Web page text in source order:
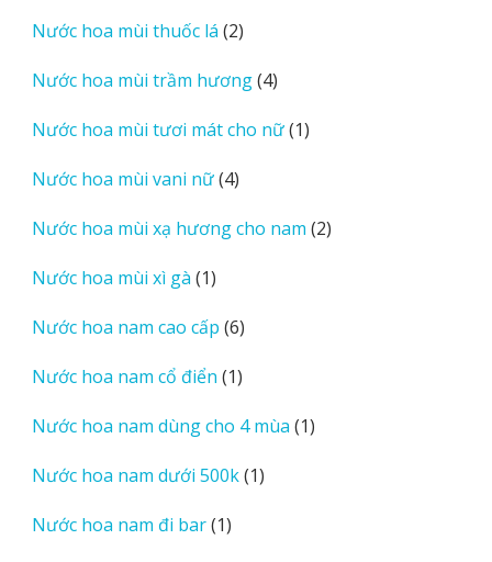
Nước hoa mùi thuốc lá 22
phẩm
Nước hoa mùi trầm hương 44
phẩm
Nước hoa mùi tươi mát cho nữ 11
Nước hoa mùi vani nữ 44
phẩm
Nước hoa mùi xạ hương cho nam 22
Nước hoa mùi xì gà 11
phẩm
Nước hoa nam cao cấp 66
phẩm
Nước hoa nam cổ điển 11
phẩm
Nước hoa nam dùng cho 4 mùa 11
Nước hoa nam dưới 500k 11
Nước hoa nam đi bar 11